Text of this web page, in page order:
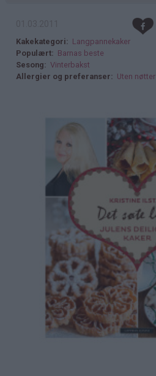
Kakekategori
Langpannekaker
Populært
Barnas beste
Sesong
Vinterbakst
Allergier og preferanser
Uten nøtter